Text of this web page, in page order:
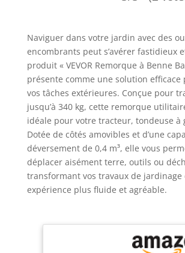
Naviguer dans votre jardin avec des
encombrants peut s’avérer fastidieux
produit « VEVOR Remorque à Benne
présente comme une solution efficace
vos tâches extérieures. Conçue pour
jusqu’à 340 kg, cette remorque
idéale pour votre tracteur, tondeuse à
Dotée de côtés amovibles et d’une
déversement de 0,4 m³, elle vous
déplacer aisément terre, outils ou
transformant vos travaux de jardinage
expérience plus fluide et agréable.